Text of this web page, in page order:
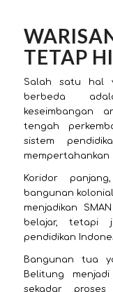
TETAP
Salah satu hal
berbeda
keseimbangan
tengah
sistem
mempertahankan
Koridor
bangunan
menjadikan
belajar, tetapi
pendidikan
Bangunan tua
Belitung
sekadar proses